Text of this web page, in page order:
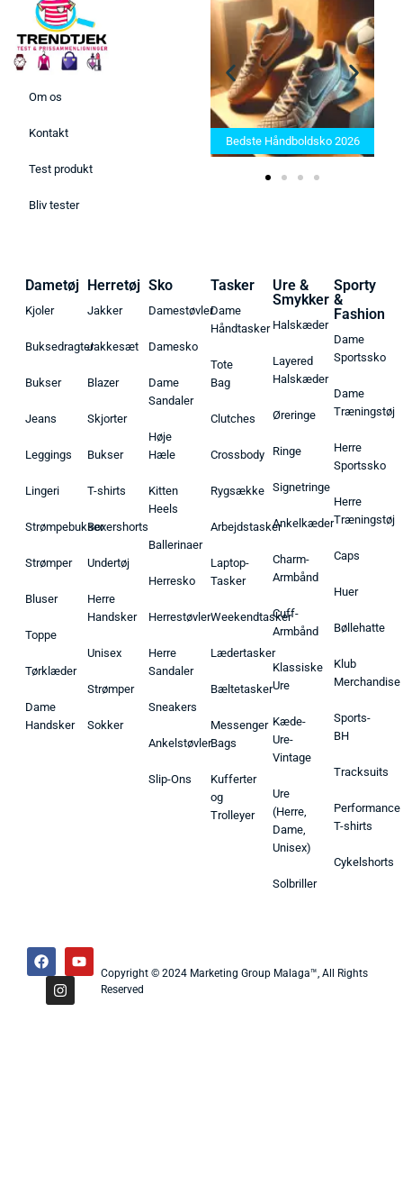
Om os
Kontakt
Test produkt
Bliv tester
Bedste Saunatæppe 2025 –
Find de bedste produkter her!
Bedste Håndboldsko 2026
Dametøj
Kjoler
Buksedragter
Bukser
Jeans
Leggings
Lingeri
Strømpebukser
Strømper
Bluser
Toppe
Tørklæder
Dame
Handsker
Herretøj
Jakker
Jakkesæt
Blazer
Skjorter
Bukser
T-shirts
Boxershorts
Undertøj
Herre
Handsker
Unisex
Strømper
Sokker
Sko
Damestøvler
Damesko
Dame
Sandaler
Høje
Hæle
Kitten
Heels
Ballerinaer
Herresko
Herrestøvler
Herre
Sandaler
Sneakers
Ankelstøvler
Slip-Ons
Tasker
Dame
Håndtasker
Tote
Bag
Clutches
Crossbody
Rygsække
Arbejdstasker
Laptop-
Tasker
Weekendtasker
Lædertasker
Bæltetasker
Messenger
Bags
Kufferter
og
Trolleyer
Ure &
Smykker
Halskæder
Layered
Halskæder
Øreringe
Ringe
Signetringe
Ankelkæder
Charm-
Armbånd
Cuff-
Armbånd
Klassiske
Ure
Kæde-
Ure-
Vintage
Ure
(Herre,
Dame,
Unisex)
Solbriller
Sporty
&
Fashion
Dame
Sportssko
Dame
Træningstøj
Herre
Sportssko
Herre
Træningstøj
Caps
Huer
Bøllehatte
Klub
Merchandise
Sports-
BH
Tracksuits
Performance
T-shirts
Cykelshorts
Copyright © 2024 Marketing Group Malaga™, All Rights
Reserved